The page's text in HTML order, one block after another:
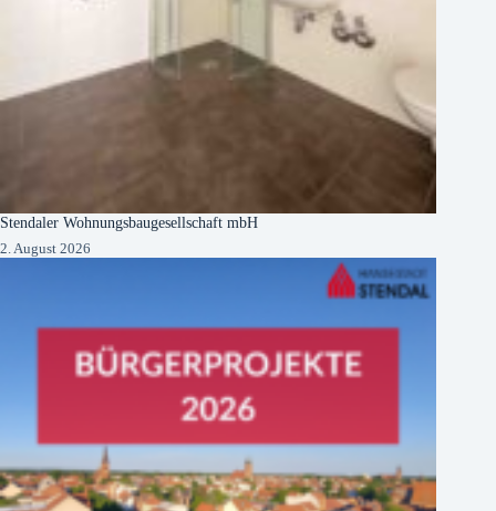
Stendaler Wohnungsbaugesellschaft mbH
2. August 2026